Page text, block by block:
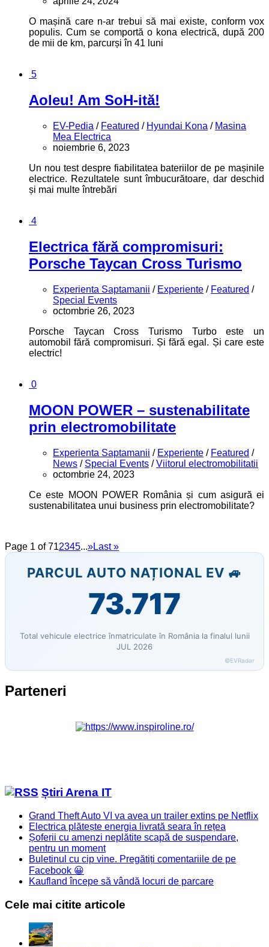
O mașină care n-ar trebui să mai existe, conform vox
populis. Cum se comportă o kona electrică, după 200
de mii de km, parcurși în 41 luni
5
Aoleu! Am SoH-ită!
EV-Pedia / Featured / Hyundai Kona / Masina
Mea Electrica
noiembrie 6, 2023
Un nou test despre fiabilitatea bateriilor de pe mașinile
electrice. Rezultatele sunt îmbucurătoare, dar deschid
și mai multe întrebări
4
Electrica fără compromisuri:
Porsche Taycan Cross Turismo
Experienta Saptamanii / Experiente / Featured /
Special Events
octombrie 26, 2023
Porsche Taycan Cross Turismo Turbo este un
automobil fără compromisuri. Și fără egal. Și care este
electric!
0
MOON POWER – sustenabilitate
prin electromobilitate
Experienta Saptamanii / Experiente / Featured /
News / Special Events /Viitorul electromobilitatii
octombrie 24, 2023
Ce este MOON POWER România și cum asigură ei
sustenabilitatea unui business prin electromobilitate?
Page 1 of 712345...»Last »
PARCUL AUTO NAȚIONAL EV 🚙
73.717
Total vehicule electrice înmatriculate în România la finalul lunii
JUL 2026
©EVRadar
Parteneri
Știri Arena IT
Grand Theft Auto VI va avea un trailer extins pe Netflix
Electrica plătește energia livrată seara în rețea
Șoferii cu amenzi neplătite scapă de suspendare,
pentru un moment
Buletinul cu cip vine. Pregătiți comentariile de pe
Facebook 😀
Kaufland începe să vândă locuri de parcare
Cele mai citite articole